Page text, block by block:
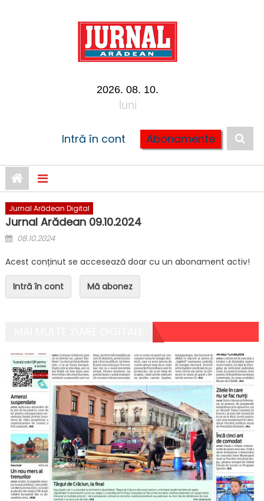
2026. 08. 10.
luni
Intră în cont Abonamente
Jurnal Arădean Digital
Jurnal Arădean 09.10.2024
Posted on
08.10.2024
Acest conținut se accesează doar cu un abonament activ!
Intră în cont Mă abonez